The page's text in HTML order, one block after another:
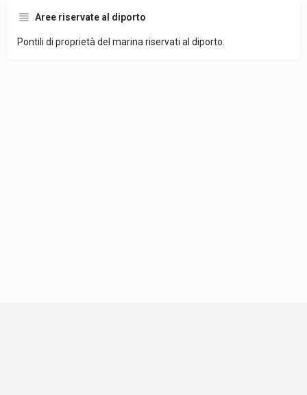
Aree riservate al diporto
Pontili di proprietà del marina riservati al diporto.